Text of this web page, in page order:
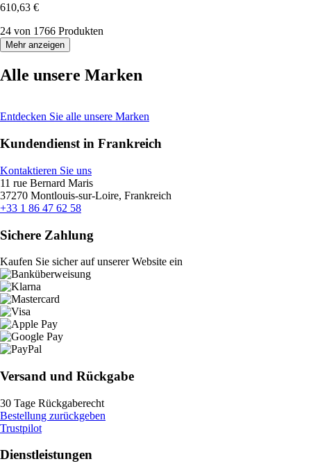
610,63 €
24 von 1766 Produkten
Mehr anzeigen
Alle unsere Marken
Entdecken Sie alle unsere Marken
Kundendienst in Frankreich
Kontaktieren Sie uns
11 rue Bernard Maris
37270 Montlouis-sur-Loire, Frankreich
+33 1 86 47 62 58
Sichere Zahlung
Kaufen Sie sicher auf unserer Website ein
Versand und Rückgabe
30 Tage Rückgaberecht
Bestellung zurückgeben
Trustpilot
Dienstleistungen